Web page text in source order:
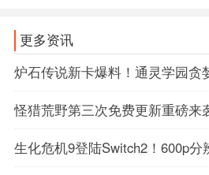
更多资讯
炉石传说新卡爆料！通灵学园贪婪书虫解析，抽牌神卡还
怪猎荒野第三次免费更新重磅来袭！联机功能全面优化，野
生化危机9登陆Switch2！600p分辨率竟支持光追DLSS，M